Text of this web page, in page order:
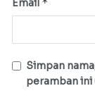
Email
Simpan
peramban ini